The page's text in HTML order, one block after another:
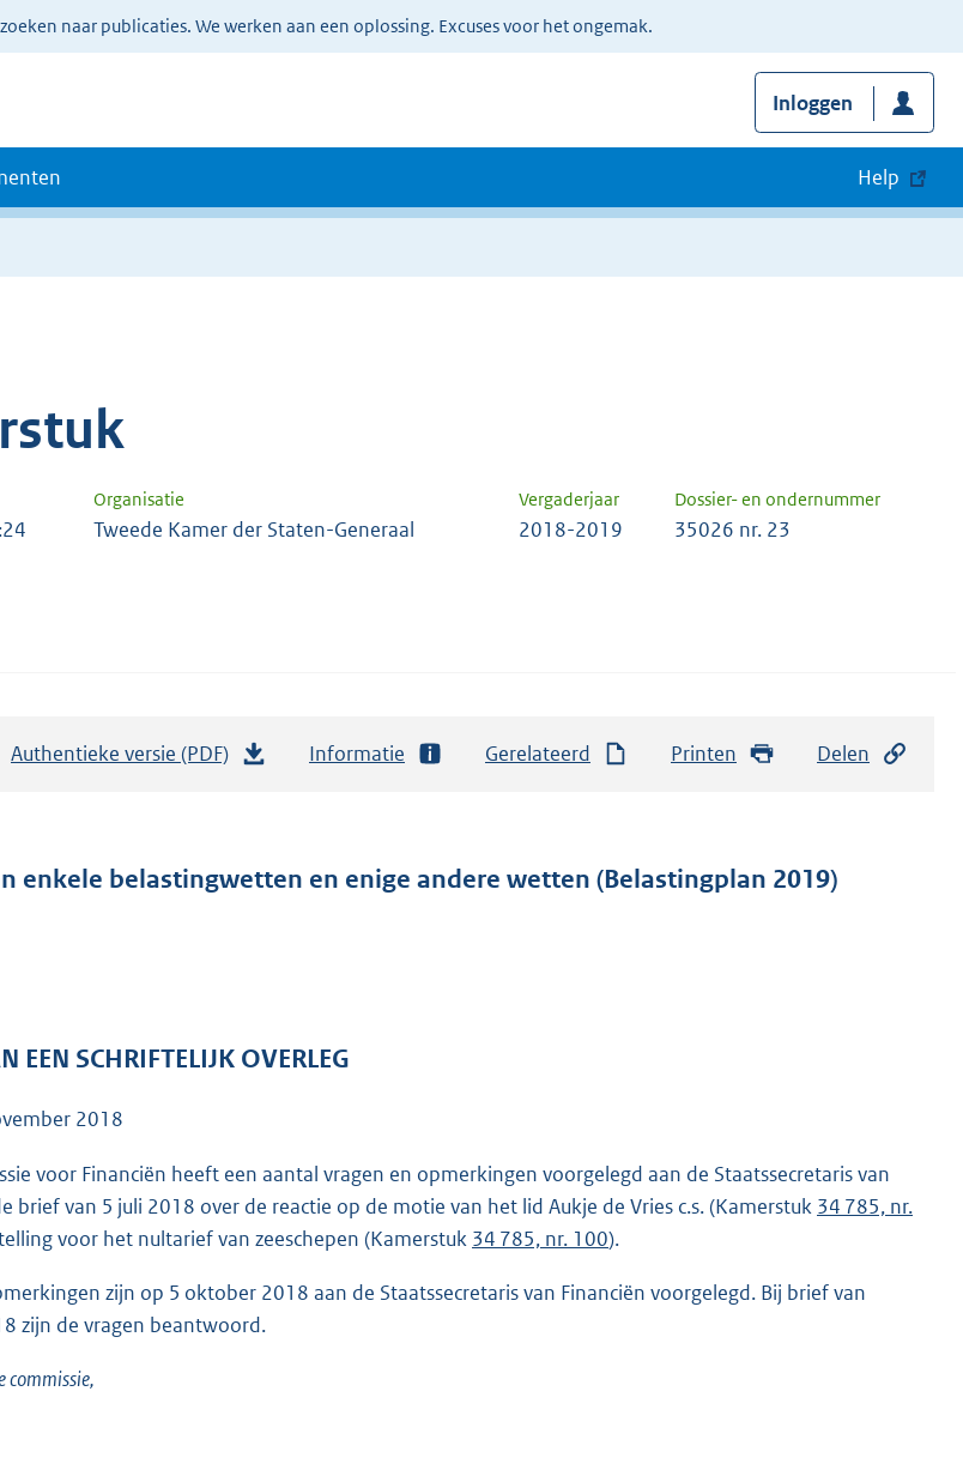
naar publicaties. We werken aan een oplossing. Excuses voor het ongemak.
Inloggen
Help
Organisatie Vergaderjaar Dossier- en ondernummer
Tweede Kamer der Staten-Generaal 2018-2019 35026 nr. 23
Authentieke versie (PDF)
a
r
t
e
:
6
K
Informatie Gerelateerd Printen Delen
enkele belastingwetten en enige andere wetten (Belastingplan 2019)
EEN SCHRIFTELIJK OVERLEG
2018
voor Financiën heeft een aantal vragen en opmerkingen voorgelegd aan de Staatssecretaris van
brief van 5 juli 2018 over de reactie op de motie van het lid Aukje de Vries c.s. (Kamerstuk 34 785, nr.
voor het nultarief van zeeschepen (Kamerstuk 34 785, nr. 100).
zijn op 5 oktober 2018 aan de Staatssecretaris van Financiën voorgelegd. Bij brief van
zijn de vragen beantwoord.
commissie,